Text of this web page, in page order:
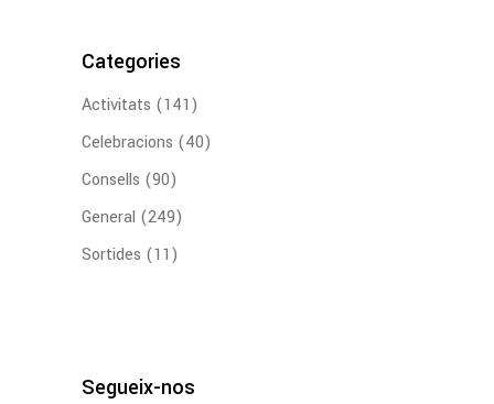
Categories
Activitats (141)
Celebracions (40)
Consells (90)
General (249)
Sortides (11)
Segueix-nos